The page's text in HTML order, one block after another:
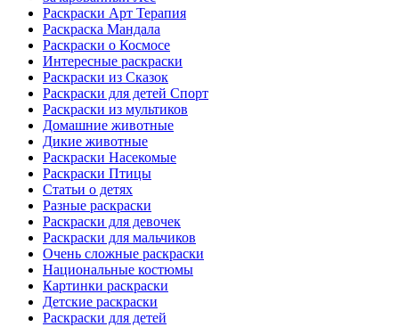
Раскраски Арт Терапия
Раскраска Мандала
Раскраски о Космосе
Интересные раскраски
Раскраски из Сказок
Раскраски для детей Спорт
Раскраски из мультиков
Домашние животные
Дикие животные
Раскраски Насекомые
Раскраски Птицы
Статьи о детях
Разные раскраски
Раскраски для девочек
Раскраски для мальчиков
Очень сложные раскраски
Национальные костюмы
Картинки раскраски
Детские раскраски
Раскраски для детей